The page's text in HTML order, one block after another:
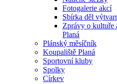
Fotogalerie akcí
Sbírka děl
Zprávy o kultuře
Planá
Plánský měsíčník
Koupaliště Planá
Sportovní kluby
Spolky
Církev